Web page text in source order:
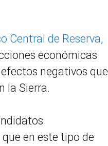
Central de Reserva,
económicas
negativos que
la Sierra.
en este tipo de